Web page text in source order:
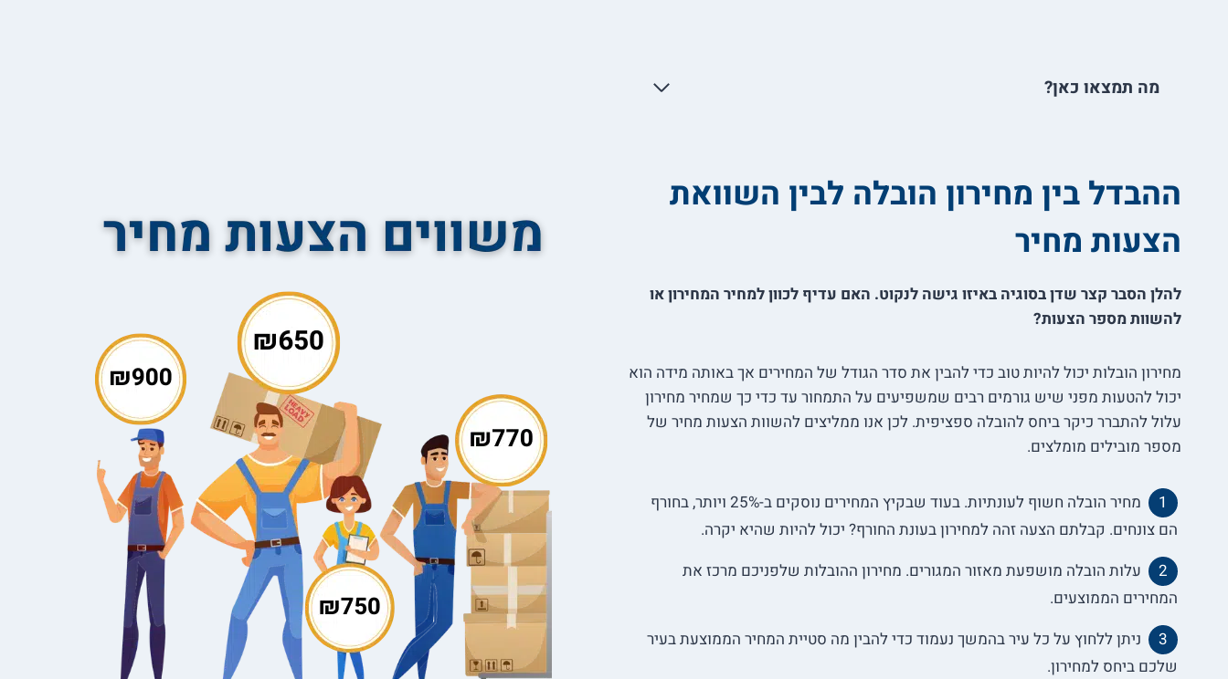
מה תמצאו כאן?
ההבדל בין מחירון הובלה לבין השוואת
הצעות מחיר
להלן הסבר קצר שדן בסוגיה באיזו גישה לנקוט. האם עדיף לכוון למחיר המחירון או
להשוות מספר הצעות?
מחירון הובלות יכול להיות טוב כדי להבין את סדר הגודל של המחירים אך באותה מידה הוא
יכול להטעות מפני שיש גורמים רבים שמשפיעים על התמחור עד כדי כך שמחיר מחירון
עלול להתברר כיקר ביחס להובלה ספציפית. לכן אנו ממליצים להשוות הצעות מחיר של
מספר מובילים מומלצים.
מחיר הובלה חשוף לעונתיות. בעוד שבקיץ המחירים נוסקים ב-25% ויותר, בחורף
הם צונחים. קבלתם הצעה זהה למחירון בעונת החורף? יכול להיות שהיא יקרה.
עלות הובלה מושפעת מאזור המגורים. מחירון ההובלות שלפניכם מרכז את
המחירים הממוצעים.
ניתן ללחוץ על כל עיר בהמשך נעמוד כדי להבין מה סטיית המחיר הממוצעת בעיר
שלכם ביחס למחירון.